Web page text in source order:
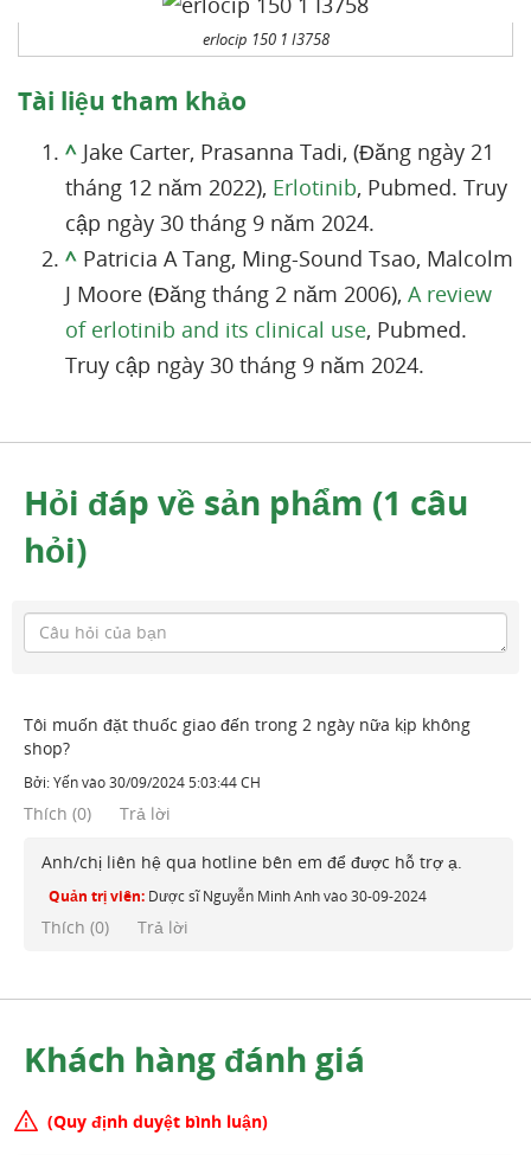
erlocip 150 1 I3758
Tài liệu tham khảo
^ Jake Carter, Prasanna Tadi, (Đăng ngày 21
tháng 12 năm 2022), Erlotinib, Pubmed. Truy
cập ngày 30 tháng 9 năm 2024.
^ Patricia A Tang, Ming-Sound Tsao, Malcolm
J Moore (Đăng tháng 2 năm 2006), A review
of erlotinib and its clinical use, Pubmed.
Truy cập ngày 30 tháng 9 năm 2024.
Hỏi đáp về sản phẩm (1 câu
hỏi)
Tôi muốn đặt thuốc giao đến trong 2 ngày nữa kịp không
shop?
Bởi:Yếnvào30/09/2024 5:03:44 CH
Thích (0) Trả lời
Anh/chị liên hệ qua hotline bên em để được hỗ trợ ạ.
Quản trị viên: Dược sĩ Nguyễn Minh Anhvào30-09-2024
Thích (0) Trả lời
Khách hàng đánh giá
(Quy định duyệt bình luận)